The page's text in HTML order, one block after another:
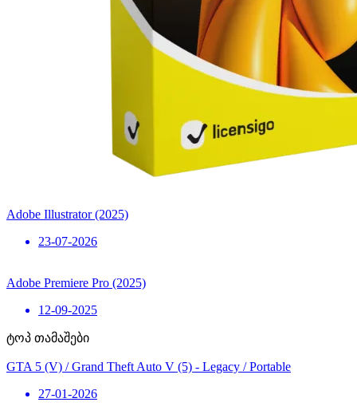
Adobe Illustrator (2025)
23-07-2026
Adobe Premiere Pro (2025)
12-09-2025
ტოპ თამაშები
GTA 5 (V) / Grand Theft Auto V (5) - Legacy / Portable
27-01-2026